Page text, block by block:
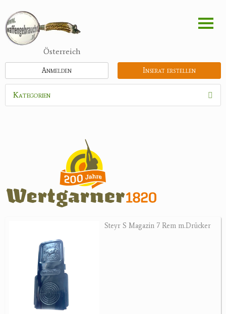
zum
Inhalt
Österreich
Inserat erstellen
Anmelden
Kategorien
Kipplaufgewehre
Kleinkalibergewehre
Repetiererbüchse
Luftdruckwaffen
Sonstige Waffen
Munition
Steyr S Magazin 7 Rem m.Drücker